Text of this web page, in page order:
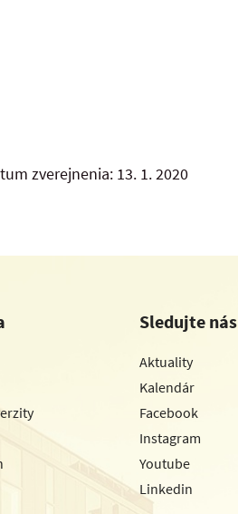
zverejnenia: 13. 1. 2020
Sledujte nás
Aktuality
Kalendár
Facebook
Instagram
Youtube
Linkedin